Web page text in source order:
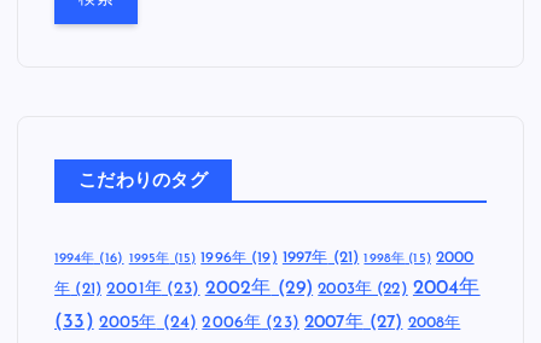
こだわりのタグ
1994年(16) 1995年 (15) 1996年(19) 1997年 (21) 1998年 (15) 2000
年 (21) 2001年(23) 2002年 (29) 2003年 (22) 2004年
(33) 2005年 (24) 2006年 (23) 2007年(27) 2008年